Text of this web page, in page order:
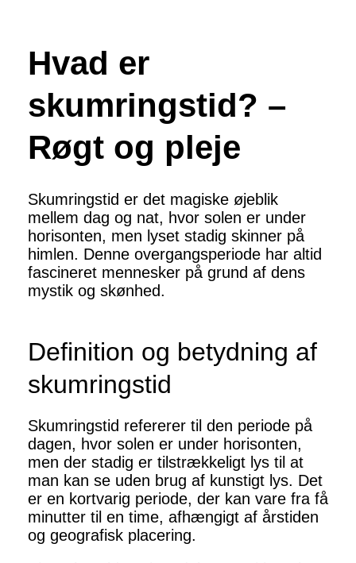
Hvad er
skumringstid? –
Røgt og pleje
Skumringstid er det magiske øjeblik
mellem dag og nat, hvor solen er under
horisonten, men lyset stadig skinner på
himlen. Denne overgangsperiode har altid
fascineret mennesker på grund af dens
mystik og skønhed.
Definition og betydning af
skumringstid
Skumringstid refererer til den periode på
dagen, hvor solen er under horisonten,
men der stadig er tilstrækkeligt lys til at
man kan se uden brug af kunstigt lys. Det
er en kortvarig periode, der kan vare fra få
minutter til en time, afhængigt af årstiden
og geografisk placering.